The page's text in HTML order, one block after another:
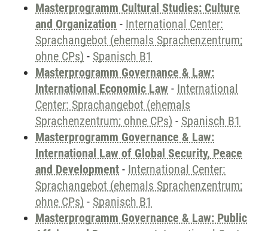
Masterprogramm Cultural Studies: Culture
and Organization - International Center:
Sprachangebot (ehemals Sprachenzentrum;
ohne CPs) - Spanisch B1
Masterprogramm Governance & Law:
International Economic Law - International
Center: Sprachangebot (ehemals
Sprachenzentrum; ohne CPs) - Spanisch B1
Masterprogramm Governance & Law:
International Law of Global Security, Peace
and Development - International Center:
Sprachangebot (ehemals Sprachenzentrum;
ohne CPs) - Spanisch B1
Masterprogramm Governance & Law: Public